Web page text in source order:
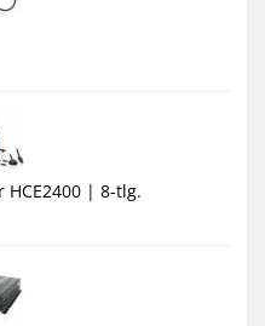
HCE2400 | 8-tlg.